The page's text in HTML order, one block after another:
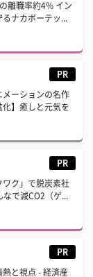
離職率約4% イン
ナカボーテッ...
PR
メーションの名作
化】癒しと元気を
PR
ワク」で脱炭素社
で減CO2（ゲ...
PR
熱と視点 - 経済産